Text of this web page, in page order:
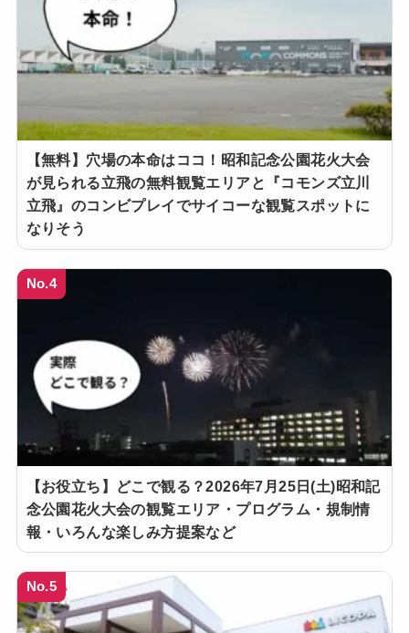
【無料】穴場の本命はココ！昭和記念公園花火大会
が見られる立飛の無料観覧エリアと『コモンズ立川
立飛』のコンビプレイでサイコーな観覧スポットに
なりそう
No.4
【お役立ち】どこで観る？2026年7月25日(土)昭和記
念公園花火大会の観覧エリア・プログラム・規制情
報・いろんな楽しみ方提案など
No.5